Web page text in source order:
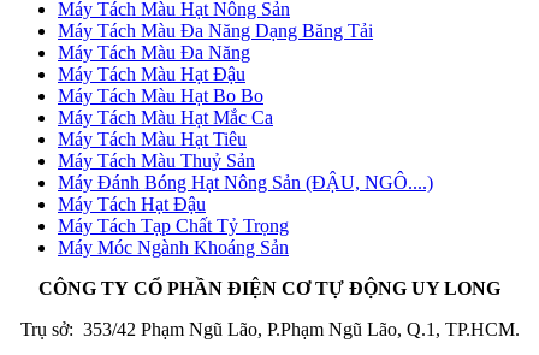
Máy Tách Màu Hạt Nông Sản
Máy Tách Màu Đa Năng Dạng Băng Tải
Máy Tách Màu Đa Năng
Máy Tách Màu Hạt Đậu
Máy Tách Màu Hạt Bo Bo
Máy Tách Màu Hạt Mắc Ca
Máy Tách Màu Hạt Tiêu
Máy Tách Màu Thuỷ Sản
Máy Đánh Bóng Hạt Nông Sản (ĐẬU, NGÔ....)
Máy Tách Hạt Đậu
Máy Tách Tạp Chất Tỷ Trọng
Máy Móc Ngành Khoáng Sản
CÔNG TY CỔ PHẦN ĐIỆN CƠ TỰ ĐỘNG UY LONG
Trụ sở: 353/42 Phạm Ngũ Lão, P.Phạm Ngũ Lão, Q.1, TP.HCM.